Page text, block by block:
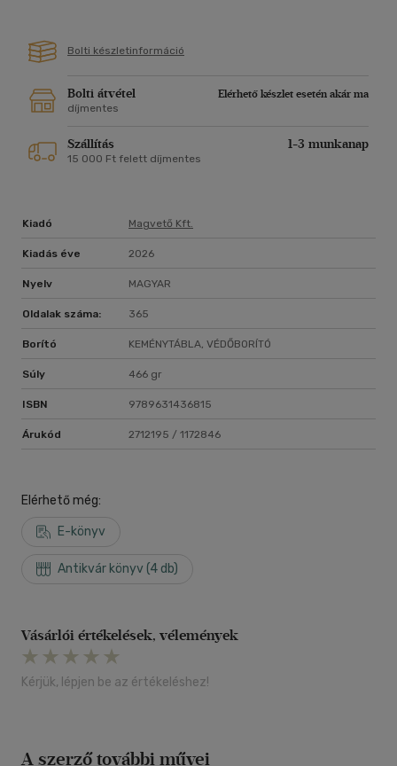
Bolti készletinformáció
Bolti átvétel
Elérhető készlet esetén akár ma
díjmentes
Szállítás 1-3 munkanap
15 000 Ft felett díjmentes
Kiadó Magvető Kft.
Kiadás éve 2026
Nyelv MAGYAR
Oldalak száma: 365
Borító KEMÉNYTÁBLA, VÉDŐBORÍTÓ
Súly 466 gr
ISBN 9789631436815
Árukód 2712195 / 1172846
Elérhető még:
E-könyv
Antikvár könyv (4 db)
Vásárlói értékelések, vélemények
Kérjük, lépjen be az értékeléshez!
A szerző további művei